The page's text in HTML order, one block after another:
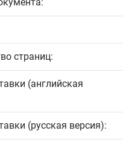
страниц:
(английская
(русская версия):